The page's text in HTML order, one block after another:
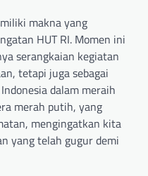
makna yang
HUT RI. Momen ini
serangkaian kegiatan
tetapi juga sebagai
dalam meraih
merah putih, yang
mengingatkan kita
yang telah gugur demi